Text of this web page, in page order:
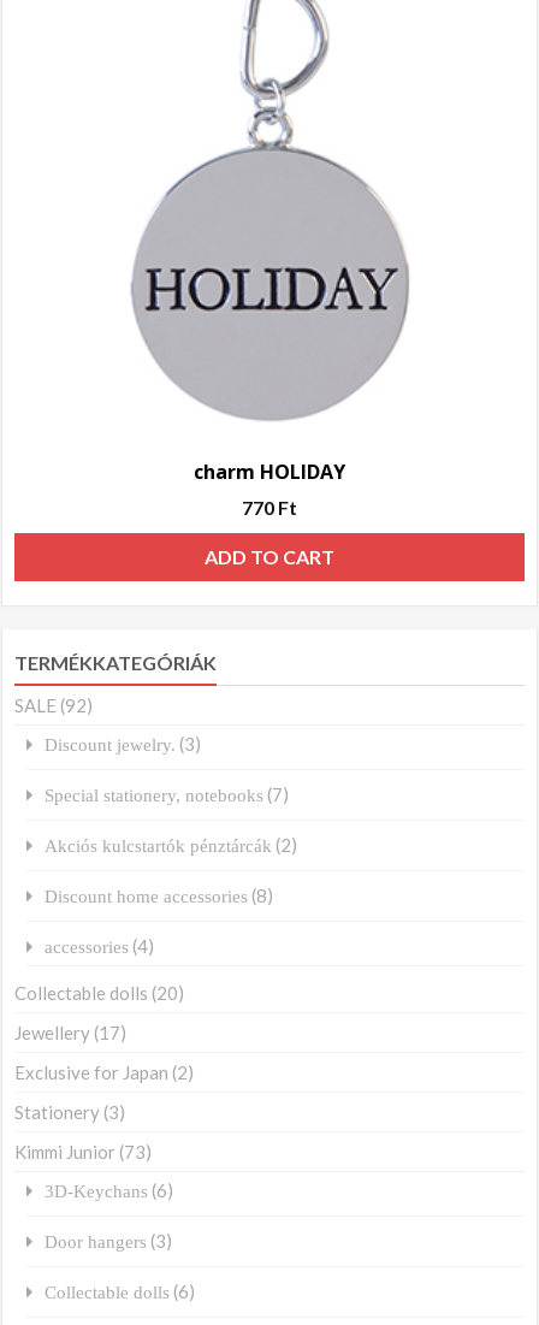
charm HOLIDAY
770 Ft
ADD TO CART
TERMÉKKATEGÓRIÁK
SALE (92)
Discount jewelry. (3)
Special stationery, notebooks (7)
Akciós kulcstartók pénztárcák (2)
Discount home accessories (8)
accessories (4)
Collectable dolls (20)
Jewellery (17)
Exclusive for Japan (2)
Stationery (3)
Kimmi Junior (73)
3D-Keychans (6)
Door hangers (3)
Collectable dolls (6)